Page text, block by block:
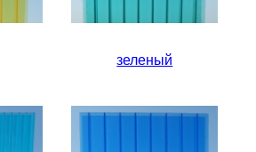
зеленый